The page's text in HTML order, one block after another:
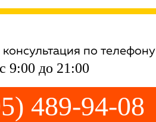
консультация по телефону
с 9:00 до 21:00
489-94-08